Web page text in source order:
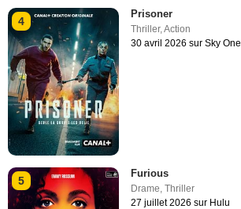
4
Prisoner
Thriller,Action
30 avril 2026 sur Sky One
5
Furious
Drame,Thriller
27 juillet 2026 sur Hulu